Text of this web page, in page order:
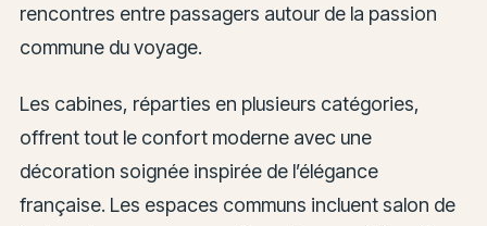
rencontres entre passagers autour de la passion
commune du voyage.
Les cabines, réparties en plusieurs catégories,
offrent tout le confort moderne avec une
décoration soignée inspirée de l’élégance
française. Les espaces communs incluent salon de